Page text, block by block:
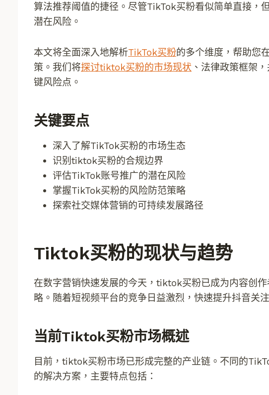
算法推荐阈值的捷径。尽管TikTok买粉看似简单直接，
潜在风险。
本文将全面深入地解析TikTok买粉的多个维度，帮助您
策。我们将探讨tiktok买粉的市场现状 、法律政策框架
键风险点。
关键要点
深入了解TikTok买粉的市场生态
识别tiktok买粉的合规边界
评估TikTok账号推广的潜在风险
掌握TikTok买粉的风险防范策略
探索社交媒体营销的可持续发展路径
Tiktok买粉的现状与趋势
在数字营销快速发展的今天，tiktok买粉已成为内容创
略。随着短视频平台的竞争日益激烈，快速提升抖音关
当前tiktok买粉市场概述
目前，tiktok买粉市场已形成完整的产业链。不同的
的解决方案，主要特点包括：